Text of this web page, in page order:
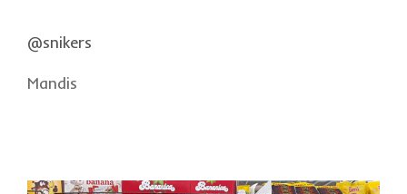
@snikers
Mandis